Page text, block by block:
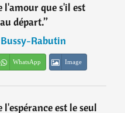
l'amour que s'il est
départ.”
Rabutin
WhatsApp Image
est le seul